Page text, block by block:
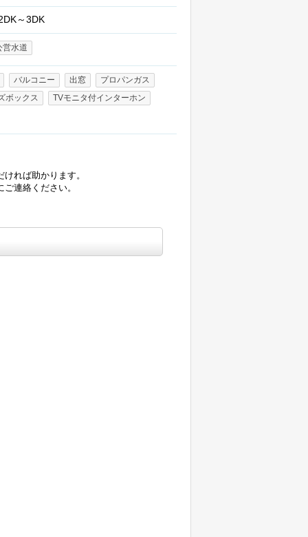
～3DK
営水道
バルコニー 出窓
プロパンガス
ボックス
TVモニタ付インターホン
れば助かります。
連絡ください。